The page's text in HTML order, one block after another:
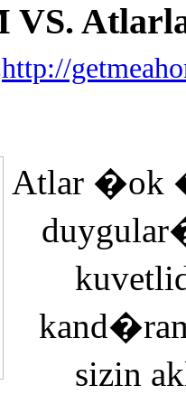
http://
Atlar �ok
sizin